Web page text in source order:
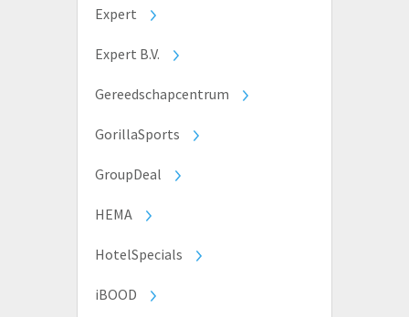
Expert
Expert B.V.
Gereedschapcentrum
GorillaSports
GroupDeal
HEMA
HotelSpecials
iBOOD